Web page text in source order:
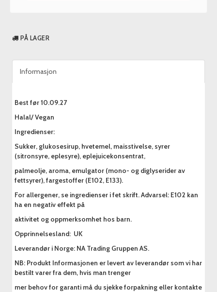
PÅ LAGER
Informasjon
Best før 10.09.27
Halal/ Vegan
Ingredienser:
Sukker, glukosesirup, hvetemel, maisstivelse, syrer
(sitronsyre, eplesyre), eplejuicekonsentrat,
palmeolje, aroma, emulgator (mono- og diglyserider av
fettsyrer), fargestoffer (E102, E133).
For allergener, se ingredienser i fet skrift. Advarsel: E102 kan
ha en negativ effekt på
aktivitet og oppmerksomhet hos barn.
Opprinnelsesland: UK
Leverandør i Norge: NA Trading Gruppen AS.
NB: Produkt Informasjonen er levert av leverandør som vi har
bestilt varer fra dem, hvis man trenger
mer behov for garanti må du sjekke forpakning eller kontakte